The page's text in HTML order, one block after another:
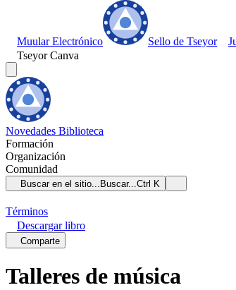
Muular Electrónico Sello de Tseyor
Tseyor Canva
Novedades Biblioteca
Formación
Organización
Comunidad
Buscar en el sitio... Buscar...Ctrl K
Términos
Descargarlibro
Comparte
Talleres de música